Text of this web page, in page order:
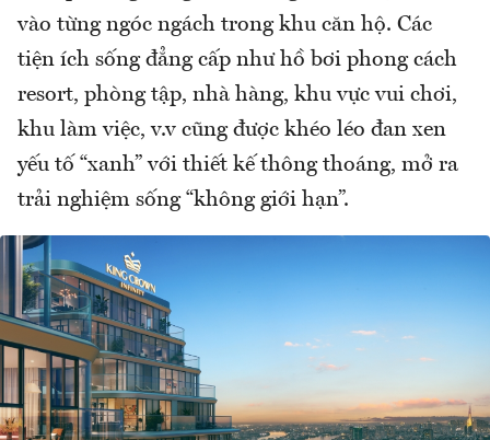
vào từng ngóc ngách trong khu căn hộ. Các
tiện ích sống đẳng cấp như hồ bơi phong cách
resort, phòng tập, nhà hàng, khu vực vui chơi,
khu làm việc, v.v cũng được khéo léo đan xen
yếu tố “xanh” với thiết kế thông thoáng, mở ra
trải nghiệm sống “không giới hạn”.